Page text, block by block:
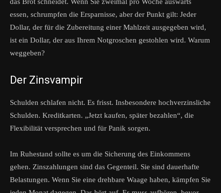
essen, schrumpfen die Ersparnisse, aber der Punkt gilt: Jeder
Dollar, der für die Zubereitung einer Mahlzeit ausgegeben wird,
ist ein Dollar, der aus Ihrem Notgroschen gestohlen wird. Warum
weggeben?
Der Zinsvampir
Schulden schlafen nicht. Es frisst. Insbesondere hochverzinsliche
Schulden. Kreditkarten. „Jetzt kaufen, später bezahlen“, die
Flexibilität versprechen und für Panik sorgen.
Im Ruhestand sollte es um die Sicherung des Einkommens
gehen. Zinszahlungen sind das Gegenteil. Sie sind dauerhafte
Belastungen. Wenn Sie eine drehbare Waage haben, kämpfen Sie